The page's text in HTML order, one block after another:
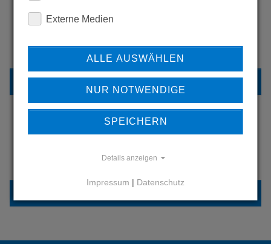
UNSERE REFERENZEN
REFERENZEN
KONTAKTIEREN SIE UNS
Externe Medien
ALLE AUSWÄHLEN
NUR NOTWENDIGE
SPEICHERN
Details anzeigen
Impressum | Datenschutz